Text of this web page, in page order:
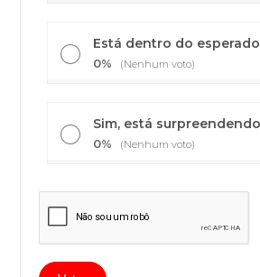
Está dentro do esperado
0% (Nenhum voto)
Sim, está
0% (Nenhum voto)